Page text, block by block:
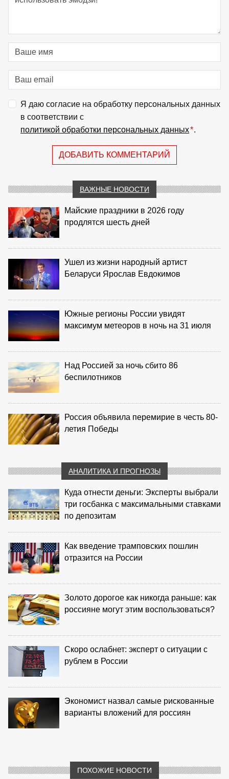
Я даю согласие на обработку персональных данных
в соответствии с
политикой обработки персональных данных*.
ДОБАВИТЬ КОММЕНТАРИЙ
ВАЖНЫЕ НОВОСТИ
Майские праздники в 2026 году
продлятся шесть дней
Ушел из жизни народный артист
Беларуси Ярослав Евдокимов
Южные регионы России увидят
максимум метеоров в ночь на 31 июля
Над Россией за ночь сбито 86
беспилотников
Россия объявила перемирие в честь 80-
летия Победы
АНАЛИТИКА И ПРОГНОЗЫ
Куда отнести деньги: Эксперты выбрали
три госбанка с максимальными ставками
по депозитам
Как введение трамповских пошлин
отразится на России
Золото дорогое как никогда раньше: как
россияне могут этим воспользоваться?
Скоро ослабнет: эксперт о ситуации с
рублем в России
Экономист назвал самые рискованные
варианты вложений для россиян
ПОХОЖИЕ НОВОСТИ